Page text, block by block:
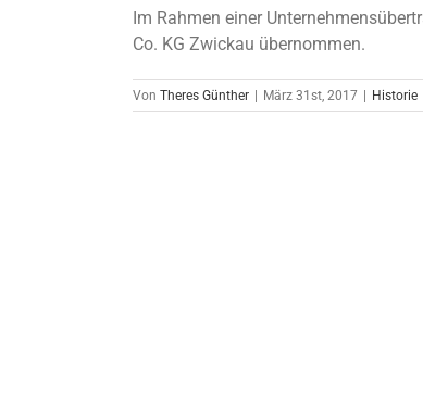
Im Rahmen einer
Co. KG Zwickau übernommen.
Von Theres Günther März 31st, 2017 Historie